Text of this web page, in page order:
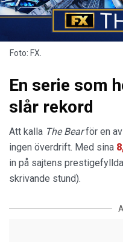
Foto: FX.
En serie som
slår rekord
Att kalla The Bearför en
ingen överdrift. Med sina
in på sajtens
skrivande stund).